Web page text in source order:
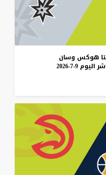
هوكس وسان
اليوم 9-7-2026